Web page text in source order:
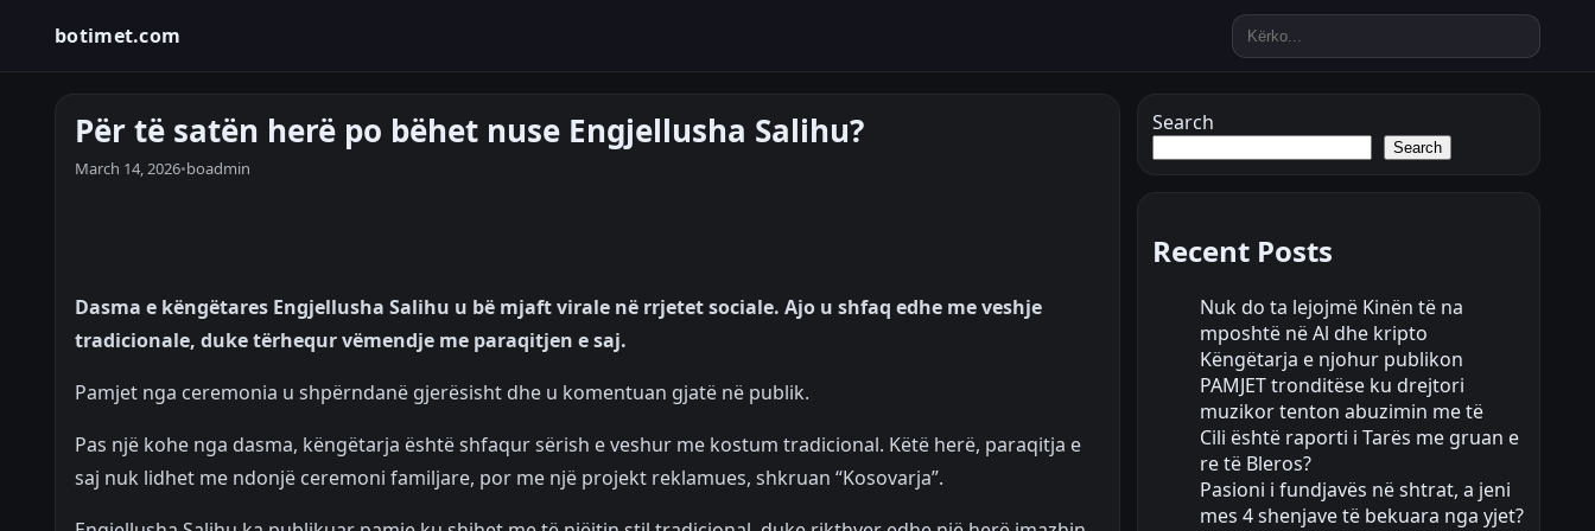
botimet.com
Për të satën herë po bëhet nuse Engjellusha Salihu?
March 14, 2026•boadmin
Dasma e këngëtares Engjellusha Salihu u bë mjaft virale në rrjetet sociale. Ajo u shfaq edhe me veshje
tradicionale, duke tërhequr vëmendje me paraqitjen e saj.
Pamjet nga ceremonia u shpërndanë gjerësisht dhe u komentuan gjatë në publik.
Pas një kohe nga dasma, këngëtarja është shfaqur sërish e veshur me kostum tradicional. Këtë herë, paraqitja e
saj nuk lidhet me ndonjë ceremoni familjare, por me një projekt reklamues, shkruan “Kosovarja”.
Search
Search
Recent Posts
Nuk do ta lejojmë Kinën të na
mposhtë në Al dhe kripto
Këngëtarja e njohur publikon
PAMJET tronditëse ku drejtori
muzikor tenton abuzimin me të
Cili është raporti i Tarës me gruan e
re të Bleros?
Pasioni i fundjavës në shtrat, a jeni
mes 4 shenjave të bekuara nga yjet?